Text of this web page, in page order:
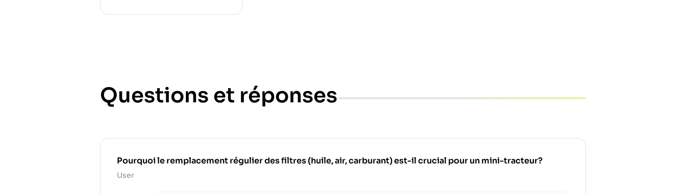
Questions et réponses
Pourquoi le remplacement régulier des filtres (huile, air, carburant) est-il crucial pour un mini-tracteur?
User